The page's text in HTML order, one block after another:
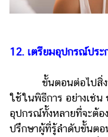
12. เตรียมอุปกรณ์ประ
ขั้นตอนต่อไปสิ่งที่จ
ใช้ในพิธีการ อย่างเช่
อุปกรณ์ทั้งหลายที่จะต้อ
ปรึกษาผู้ที่รู้ลำดับขั้นตอ